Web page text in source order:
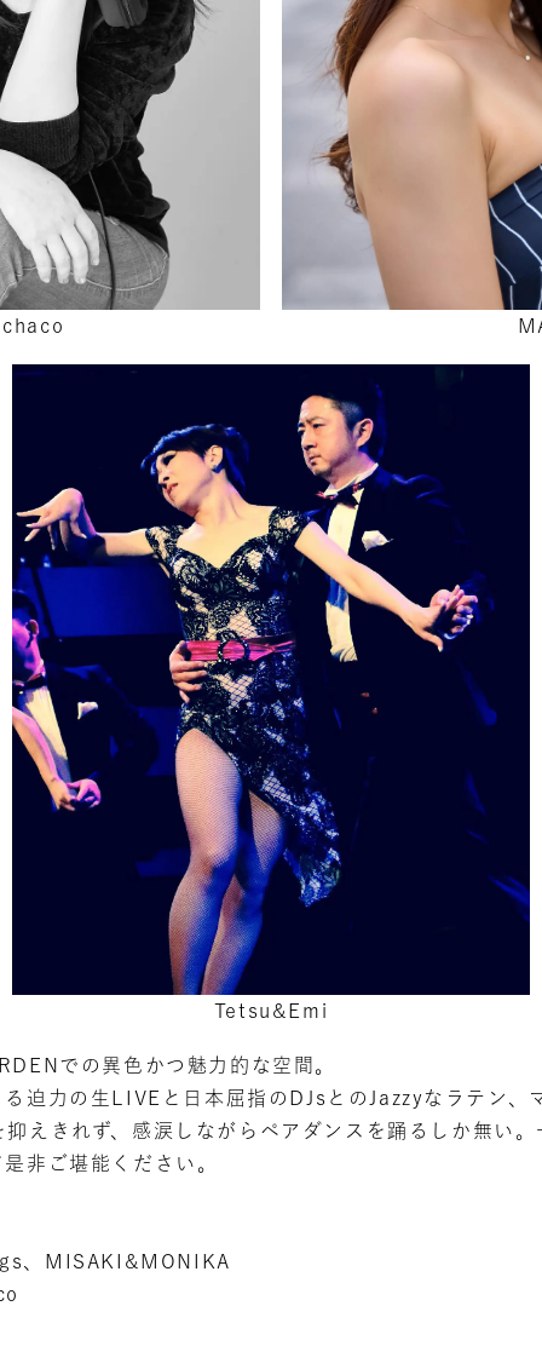
Tetsu&Emi
での異色かつ魅力的な空間。
迫力の生LIVEと日本屈指のDJsとのJazzyなラテン、
えきれず、感涙しながらペアダンスを踊るしか無い
非ご堪能ください。
、MISAKI&MONIKA